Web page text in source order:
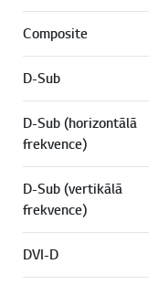
Composite
D-Sub
D-Sub (horizontālā
frekvence)
D-Sub (vertikālā
frekvence)
DVI-D